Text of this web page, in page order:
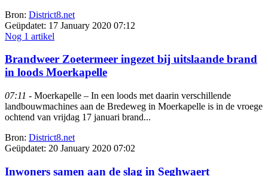
Bron: District8.net
Geüpdatet: 17 January 2020 07:12
Nog 1 artikel
Brandweer Zoetermeer ingezet bij uitslaande brand
in loods Moerkapelle
07:11 - Moerkapelle – In een loods met daarin verschillende
landbouwmachines aan de Bredeweg in Moerkapelle is in de vroege
ochtend van vrijdag 17 januari brand...
Bron: District8.net
Geüpdatet: 20 January 2020 07:02
Inwoners samen aan de slag in Seghwaert